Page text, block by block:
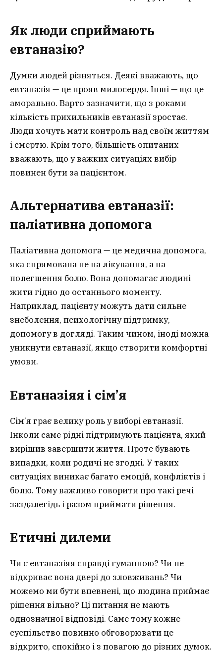
Як люди сприймають
евтаназію?
Думки людей різняться. Деякі вважають, що
евтаназія — це прояв милосердя. Інші — що це
аморально. Варто зазначити, що з роками
кількість прихильників евтаназії зростає.
Люди хочуть мати контроль над своїм життям
і смертю. Крім того, більшість опитаних
вважають, що у важких ситуаціях вибір
повинен бути за пацієнтом.
Альтернатива евтаназії:
паліативна допомога
Паліативна допомога — це медична допомога,
яка спрямована не на лікування, а на
полегшення болю. Вона допомагає людині
жити гідно до останнього моменту.
Наприклад, пацієнту можуть дати сильне
знеболення, психологічну підтримку,
допомогу в догляді. Таким чином, іноді можна
уникнути евтаназії, якщо створити комфортні
умови.
Евтаназіяя і сім’я
Сім’я грає велику роль у виборі евтаназії.
Інколи саме рідні підтримують пацієнта, який
вирішив завершити життя. Проте бувають
випадки, коли родичі не згодні. У таких
ситуаціях виникає багато емоцій, конфліктів і
болю. Тому важливо говорити про такі речі
заздалегідь і разом приймати рішення.
Етичні дилеми
Чи є евтаназіяя справді гуманною? Чи не
відкриває вона двері до зловживань? Чи
можемо ми бути впевнені, що людина приймає
рішення вільно? Ці питання не мають
однозначної відповіді. Саме тому кожне
суспільство повинно обговорювати це
відкрито, спокійно і з повагою до різних думок.